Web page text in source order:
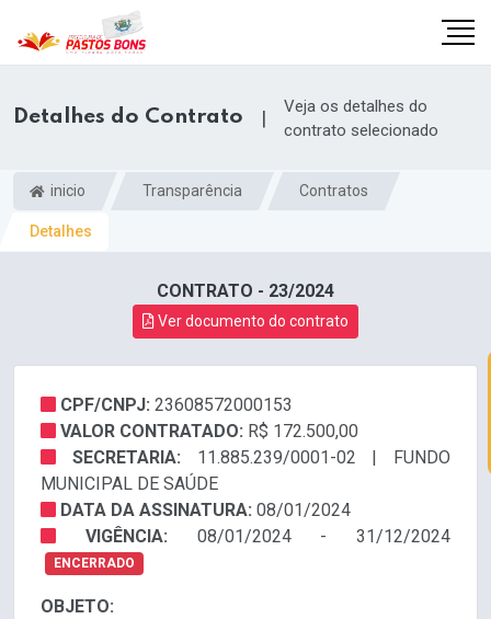
Detalhes do Contrato |
Veja os detalhes do
contrato selecionado
inicio Transparência Contratos
Detalhes
CONTRATO - 23/2024
Ver documento do contrato
CPF/CNPJ: 23608572000153
VALOR CONTRATADO: R$ 172.500,00
SECRETARIA: 11.885.239/0001-02 | FUNDO
MUNICIPAL DE SAÚDE
DATA DA ASSINATURA: 08/01/2024
VIGÊNCIA: 08/01/2024 - 31/12/2024
ENCERRADO
OBJETO: